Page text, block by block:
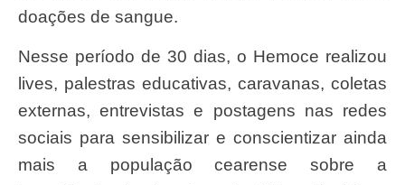
doações de sangue.
Nesse período de 30 dias, o Hemoce realizou
lives, palestras educativas, caravanas, coletas
externas, entrevistas e postagens nas redes
sociais para sensibilizar e conscientizar ainda
mais a população cearense sobre a